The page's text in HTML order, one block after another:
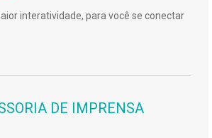
interatividade, para você se conectar
DE IMPRENSA